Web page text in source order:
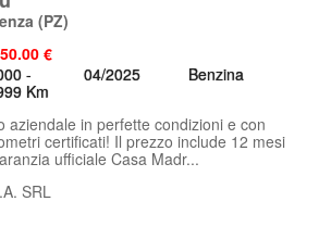
(PZ)
€
-
Km
04/2025 Benzina
aziendale in perfette condizioni e con
certificati! Il prezzo include 12 mesi
ufficiale Casa Madr...
SRL